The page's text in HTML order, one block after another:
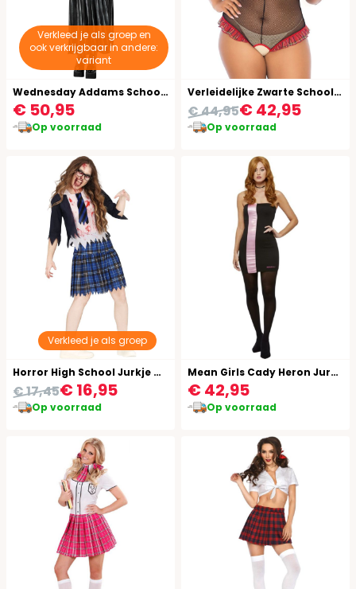
Verkleed je als groep en
ook verkrijgbaar in andere:
variant
Wednesday Addams School Uniform Kostuum Dames Addams Family
€ 50,95
Op voorraad
Verleidelijke Zwarte Schoolmeisje Roleplay Outfit Plussize
€ 42,95
€ 44,95
Op voorraad
Verkleed je als groep
Horror High School Jurkje Meisjes 14-16 Jaar
€ 16,95
€ 17,45
Op voorraad
Mean Girls Cady Heron Jurk Dames Zwart
€ 42,95
Op voorraad